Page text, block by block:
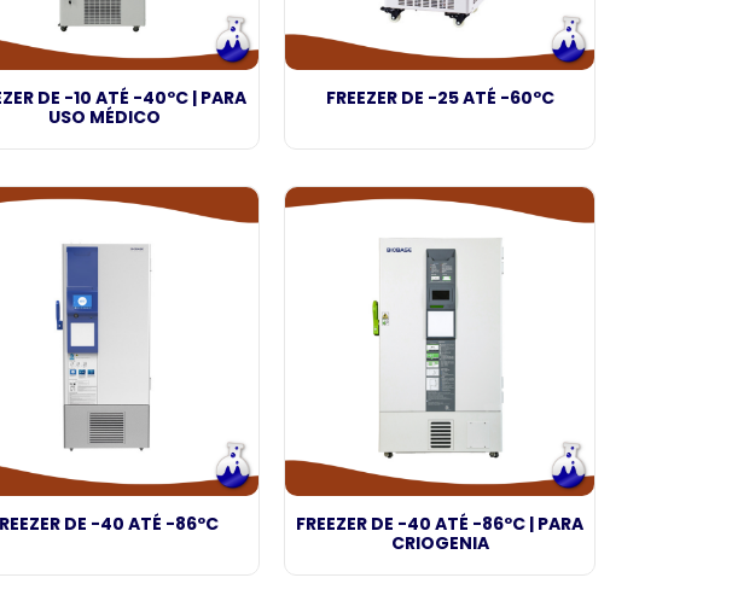
DE -10 ATÉ -40ºC | PARA
USO MÉDICO
FREEZER DE -25 ATÉ -60ºC
DE -40 ATÉ -86ºC
FREEZER DE -40 ATÉ -86ºC | PARA
CRIOGENIA